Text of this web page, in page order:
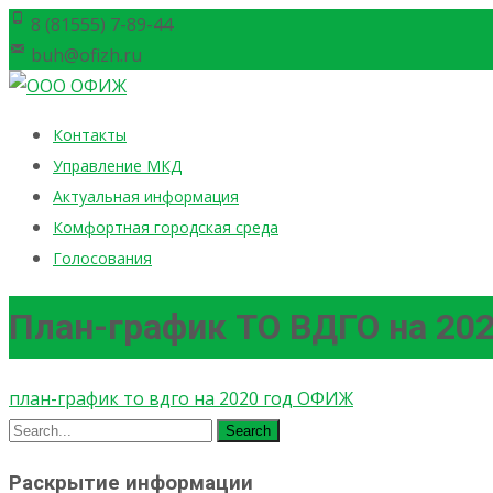
8 (81555) 7-89-44
buh@ofizh.ru
Skip
content
Контакты
Управление МКД
Актуальная информация
Комфортная городская среда
Голосования
План-график ТО ВДГО на
план-график то вдго на 2020 год ОФИЖ
Search
Раскрытие информации